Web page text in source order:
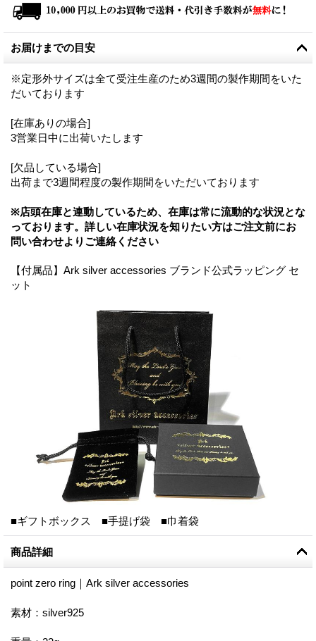
お届けまでの目安
※定形外サイズは全て受注生産のため3週間の製作期間をいた
だいております
[在庫ありの場合]
3営業日中に出荷いたします
[欠品している場合]
出荷まで3週間程度の製作期間をいただいております
※店頭在庫と連動しているため、在庫は常に流動的な状況とな
っております。詳しい在庫状況を知りたい方はご注文前にお
問い合わせよりご連絡ください
【付属品】Ark silver accessories ブランド公式ラッピング セ
ット
■ギフトボックス ■手提げ袋 ■巾着袋
商品詳細
point zero ring｜Ark silver accessories
素材：silver925